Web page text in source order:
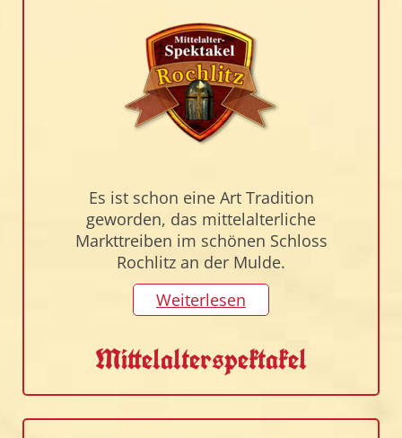
Es ist schon eine Art Tradition
geworden, das mittelalterliche
Markttreiben im schönen Schloss
Rochlitz an der Mulde.
Weiterlesen
Mittelalterspektakel